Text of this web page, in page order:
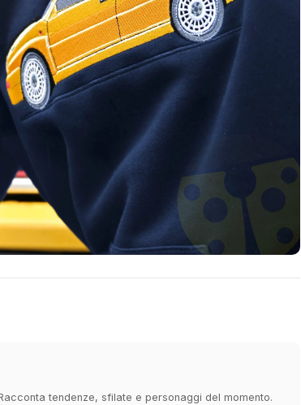
tendenze, sfilate e personaggi del momento.